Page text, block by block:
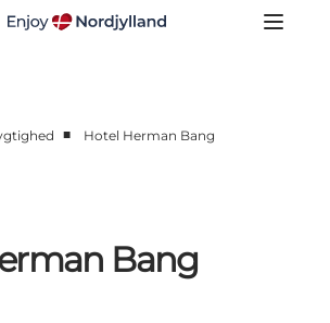
■ Hotel Herman Bang
Bang